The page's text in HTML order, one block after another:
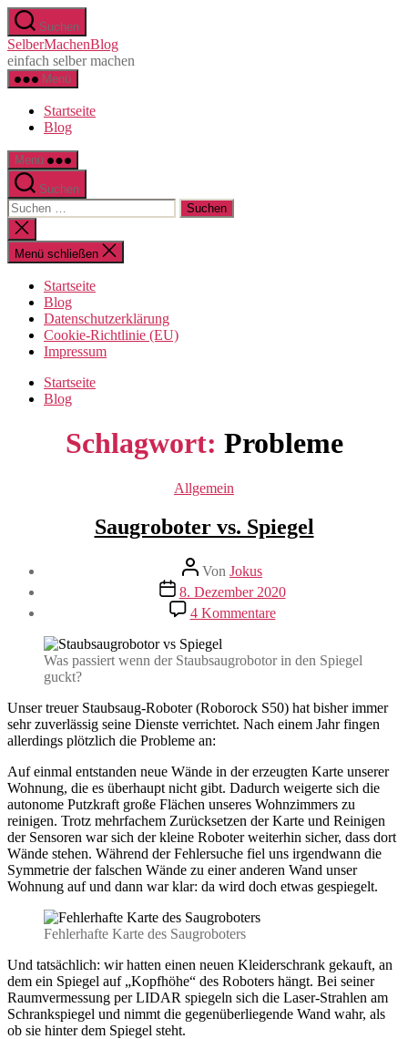
Zum
Inhalt
springen
Suchen
SelberMachenBlog
einfach selber machen
Menü
Startseite
Blog
Menü
Suchen
Suchen
nach:
Suche
schließen
Menü schließen
Startseite
Blog
Datenschutzerklärung
Cookie-Richtlinie (EU)
Impressum
Startseite
Blog
Schlagwort: Probleme
Kategorien
Allgemein
Saugroboter vs. Spiegel
Beitragsautor
Von Jokus
Veröffentlichungsdatum
8. Dezember 2020
4 Kommentarezu
Saugroboter
Spiegel
Was passiert wenn der Staubsaugrobotor in den Spiegel
guckt?
Unser treuer Staubsaug-Roboter (Roborock S50) hat bisher immer
sehr zuverlässig seine Dienste verrichtet. Nach einem Jahr fingen
allerdings plötzlich die Probleme an:
Auf einmal entstanden neue Wände in der erzeugten Karte unserer
Wohnung, die es überhaupt nicht gibt. Dadurch weigerte sich die
autonome Putzkraft große Flächen unseres Wohnzimmers zu
reinigen. Trotz mehrfachem Zurücksetzen der Karte und Reinigen
der Sensoren war sich der kleine Roboter weiterhin sicher, dass dort
Wände stehen. Während der Fehlersuche fiel uns irgendwann die
Symmetrie der falschen Wände zu einer anderen Wand unser
Wohnung auf und dann war klar: da wird doch etwas gespiegelt.
Fehlerhafte Karte des Saugroboters
Und tatsächlich: wir hatten einen neuen Kleiderschrank gekauft, an
dem ein Spiegel auf „Kopfhöhe“ des Roboters hängt. Bei seiner
Raumvermessung per LIDAR spiegeln sich die Laser-Strahlen am
Schrankspiegel und nimmt die gegenüberliegende Wand wahr, als
ob sie hinter dem Spiegel steht.